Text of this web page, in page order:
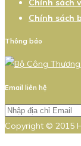
Chính sách
Thông báo
Email liên hệ
Copyright © 2015